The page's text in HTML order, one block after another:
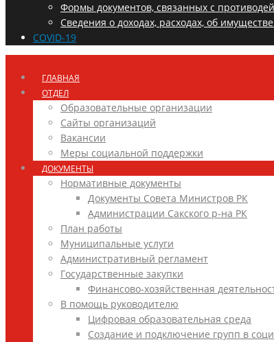
Формы документов, связанных с
Сведения о доходах, расходах, об
COVID-19
ГЛАВНАЯ
ОТДЕЛ
Образовательные организации
Сайты организаций
Вакансии
Меры социальной поддержки
ДОКУМЕНТЫ
Нормативные документы
Документы Совета Министров РК
Администрации Сакского р-на РК
План работы
Муниципальные услуги
Административный регламент
Государственные закупки
Финансово-хозяйственная
В помощь руководителю
Цифровая образовательная среда
Создание и подключение групп в